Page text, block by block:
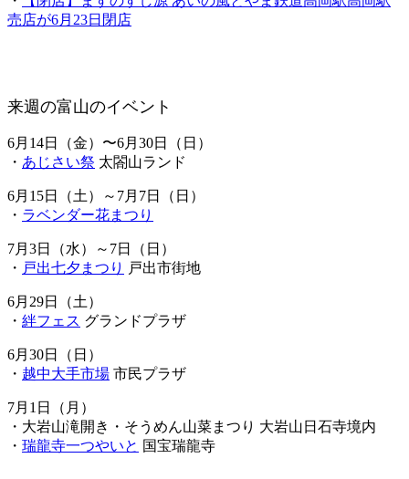
売店が6月23日閉店
来週の富山のイベント
6月14日（金）〜6月30日（日）
・ あじさい祭 太閤山ランド
6月15日（土）～7月7日（日）
・ ラベンダー花まつり
7月3日（水）～7日（日）
・ 戸出七夕まつり 戸出市街地
6月29日（土）
・ 絆フェス グランドプラザ
6月30日（日）
・ 越中大手市場 市民プラザ
7月1日（月）
・大岩山滝開き・そうめん山菜まつり 大岩山日石寺境内
・ 瑞龍寺一つやいと 国宝瑞龍寺